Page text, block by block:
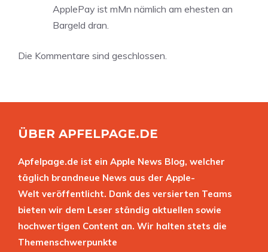
ApplePay ist mMn nämlich am ehesten an
Bargeld dran.
Die Kommentare sind geschlossen.
ÜBER APFELPAGE.DE
Apfelpage.de ist ein Apple News Blog, welcher
täglich brandneue News aus der Apple-
Welt veröffentlicht. Dank des versierten Teams
bieten wir dem Leser ständig aktuellen sowie
hochwertigen Content an. Wir halten stets die
Themenschwerpunkte